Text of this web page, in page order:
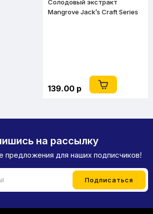
Солодовый экстракт
Mangrove Jack’s Craft Series
139.00 р
на рассылку
предложения для наших подписчиков!